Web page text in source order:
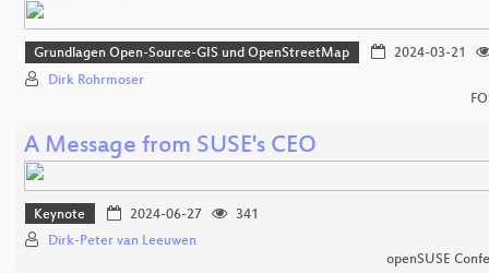
Grundlagen Open-Source-GIS und OpenStreetMap
2024-03-21
Dirk Rohrmoser
A Message from SUSE's CEO
Keynote 2024-06-27
341
Dirk-Peter van Leeuwen
openSUSE